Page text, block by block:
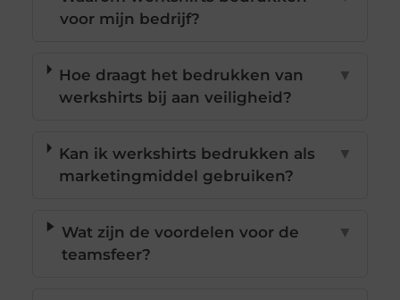
voor mijn bedrijf?
Hoe draagt het bedrukken van
werkshirts bij aan veiligheid?
▼
Kan ik werkshirts bedrukken als
marketingmiddel gebruiken?
▼
Wat zijn de voordelen voor de
teamsfeer?
▼